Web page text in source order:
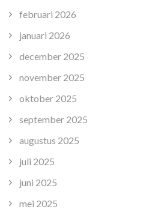
februari 2026
januari 2026
december 2025
november 2025
oktober 2025
september 2025
augustus 2025
juli 2025
juni 2025
mei 2025